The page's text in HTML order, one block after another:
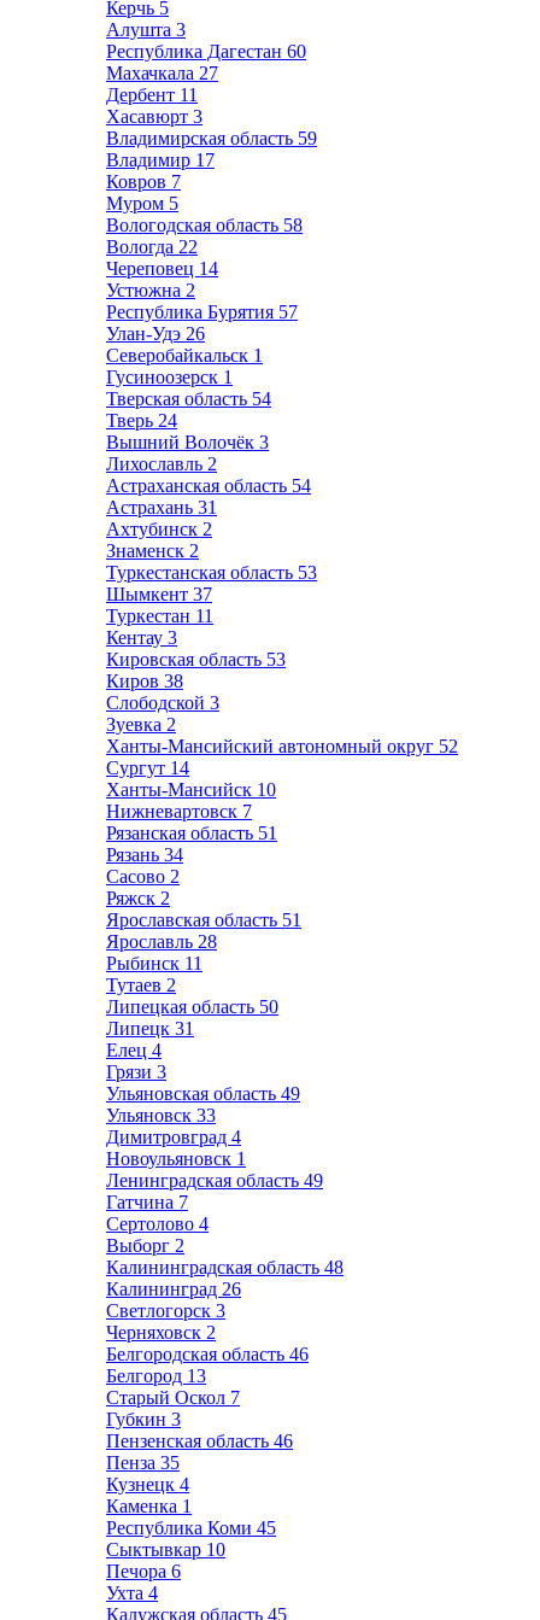
Керчь 5
Алушта 3
Республика Дагестан 60
Махачкала 27
Дербент 11
Хасавюрт 3
Владимирская область 59
Владимир 17
Ковров 7
Муром 5
Вологодская область 58
Вологда 22
Череповец 14
Устюжна 2
Республика Бурятия 57
Улан-Удэ 26
Северобайкальск 1
Гусиноозерск 1
Тверская область 54
Тверь 24
Вышний Волочёк 3
Лихославль 2
Астраханская область 54
Астрахань 31
Ахтубинск 2
Знаменск 2
Туркестанская область 53
Шымкент 37
Туркестан 11
Кентау 3
Кировская область 53
Киров 38
Слободской 3
Зуевка 2
Ханты-Мансийский автономный округ 52
Сургут 14
Ханты-Мансийск 10
Нижневартовск 7
Рязанская область 51
Рязань 34
Сасово 2
Ряжск 2
Ярославская область 51
Ярославль 28
Рыбинск 11
Тутаев 2
Липецкая область 50
Липецк 31
Елец 4
Грязи 3
Ульяновская область 49
Ульяновск 33
Димитровград 4
Новоульяновск 1
Ленинградская область 49
Гатчина 7
Сертолово 4
Выборг 2
Калининградская область 48
Калининград 26
Светлогорск 3
Черняховск 2
Белгородская область 46
Белгород 13
Старый Оскол 7
Губкин 3
Пензенская область 46
Пенза 35
Кузнецк 4
Каменка 1
Республика Коми 45
Сыктывкар 10
Печора 6
Ухта 4
Калужская область 45